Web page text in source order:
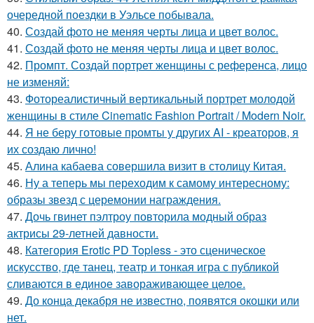
очередной поездки в Уэльсе побывала.
40. Создай фото не меняя черты лица и цвет волос.
41. Создай фото не меняя черты лица и цвет волос.
42. Промпт. Создай портрет женщины с референса, лицо
не изменяй:
43. Фотореалистичный вертикальный портрет молодой
женщины в стиле Cinematic Fashion Portrait / Modern Noir.
44. Я не беру готовые промты у других AI - креаторов, я
их создаю лично!
45. Алина кабаева совершила визит в столицу Китая.
46. Ну а теперь мы переходим к самому интересному:
образы звезд с церемонии награждения.
47. Дочь гвинет пэлтроу повторила модный образ
актрисы 29-летней давности.
48. Категория Erotic PD Topless - это сценическое
искусство, где танец, театр и тонкая игра с публикой
сливаются в единое завораживающее целое.
49. До конца декабря не известно, появятся окошки или
нет.